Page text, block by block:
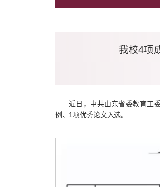
我校4项
近日，中共山东省委教育工
例、1项优秀论文入选。